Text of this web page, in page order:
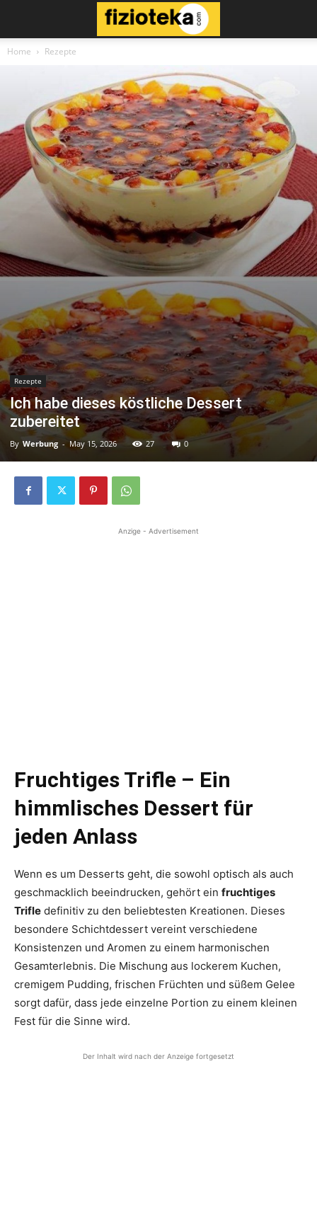
Home Rezepte
Rezepte
Ich habe dieses köstliche Dessert
zubereitet
By Werbung - May 15, 2026 27 0
Anzige - Advertisement
Fruchtiges Trifle – Ein
himmlisches Dessert für
jeden Anlass
Wenn es um Desserts geht, die sowohl optisch als auch
geschmacklich beeindrucken, gehört ein fruchtiges
Trifle definitiv zu den beliebtesten Kreationen. Dieses
besondere Schichtdessert vereint verschiedene
Konsistenzen und Aromen zu einem harmonischen
Gesamterlebnis. Die Mischung aus lockerem Kuchen,
cremigem Pudding, frischen Früchten und süßem Gelee
sorgt dafür, dass jede einzelne Portion zu einem kleinen
Fest für die Sinne wird.
Der Inhalt wird nach der Anzeige fortgesetzt